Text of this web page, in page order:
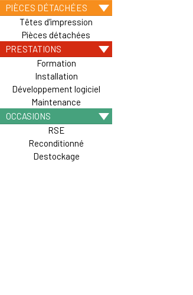
PIÈCES DÉTACHÉES
Têtes d'impression
Pièces détachées
PRESTATIONS
Formation
Installation
Développement logiciel
Maintenance
OCCASIONS
RSE
Reconditionné
Destockage